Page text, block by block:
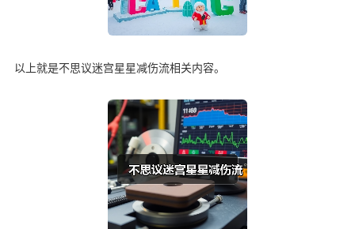
以上就是不思议迷宫星星减伤流相关内容。